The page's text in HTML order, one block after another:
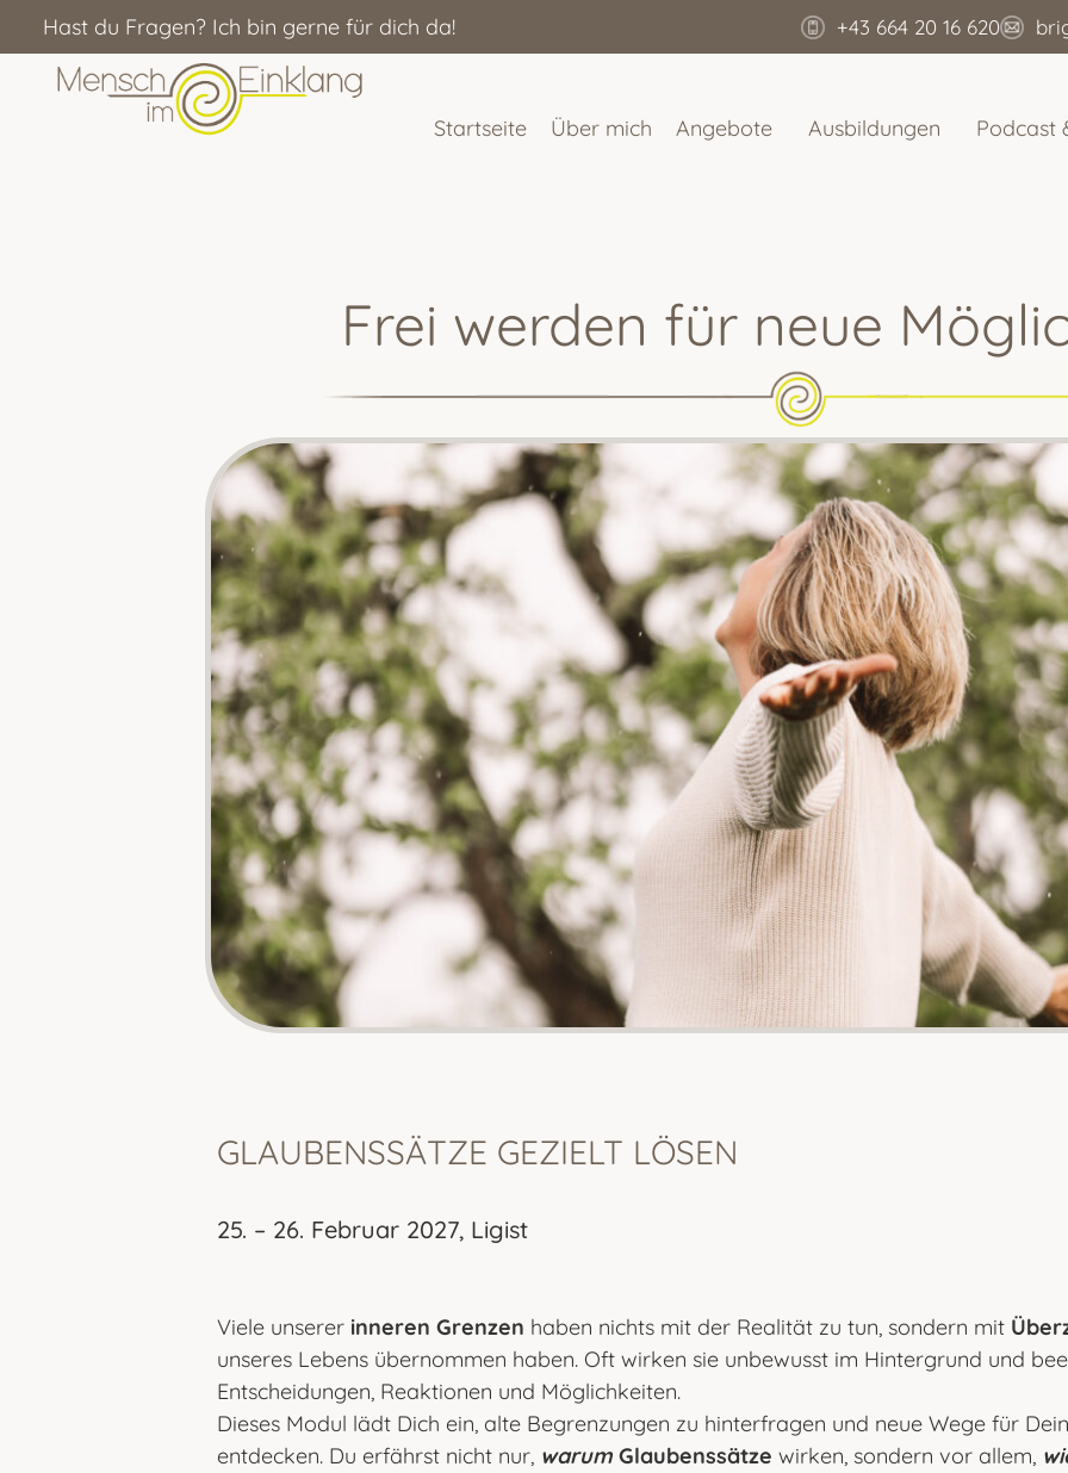
Hast du Fragen? Ich bin gerne für dich da! +43 664 20 16 620
Startseite Über mich Angebote Ausbildungen Podcast
Frei werden für neue
GLAUBENSSÄTZE GEZIELT LÖSEN
25. – 26. Februar 2027, Ligist
Viele unserer inneren Grenzen haben nichts mit der Realität zu tun, sondern mit
unseres Lebens übernommen haben. Oft wirken sie unbewusst im Hintergrund und
Entscheidungen, Reaktionen und Möglichkeiten.
Dieses Modul lädt Dich ein, alte Begrenzungen zu hinterfragen und neue Wege für
entdecken. Du erfährst nicht nur, warum Glaubenssätze wirken, sondern vor allem,